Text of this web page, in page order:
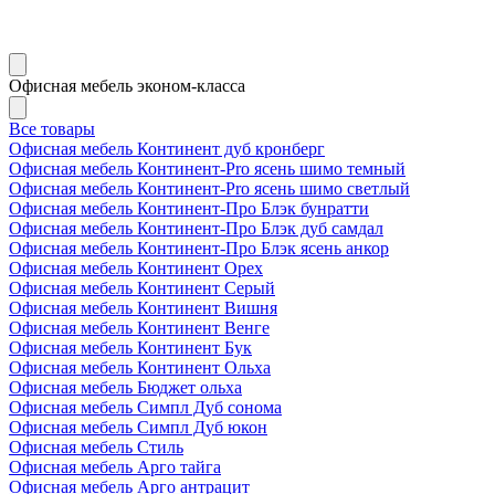
Офисная мебель эконом-класса
Все товары
Офисная мебель Континент дуб кронберг
Офисная мебель Континент-Pro ясень шимо темный
Офисная мебель Континент-Pro ясень шимо светлый
Офисная мебель Континент-Про Блэк бунратти
Офисная мебель Континент-Про Блэк дуб самдал
Офисная мебель Континент-Про Блэк ясень анкор
Офисная мебель Континент Орех
Офисная мебель Континент Серый
Офисная мебель Континент Вишня
Офисная мебель Континент Венге
Офисная мебель Континент Бук
Офисная мебель Континент Ольха
Офисная мебель Бюджет ольха
Офисная мебель Симпл Дуб сонома
Офисная мебель Симпл Дуб юкон
Офисная мебель Стиль
Офисная мебель Арго тайга
Офисная мебель Арго антрацит